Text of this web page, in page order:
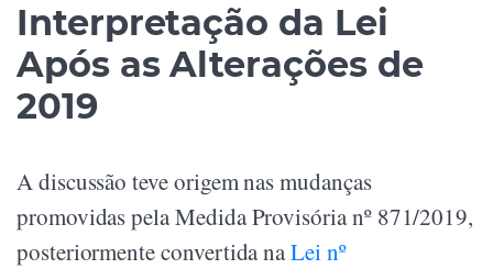
Interpretação da Lei
Após as Alterações de
2019
A discussão teve origem nas mudanças
promovidas pela Medida Provisória nº 871/2019,
posteriormente convertida naLei nº